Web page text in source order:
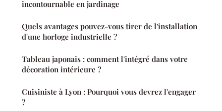
incontournable en jardinage
Quels avantages pouvez-vous tirer de l'installation
d'une horloge industrielle ?
Tableau japonais : comment l'intégré dans votre
décoration intérieure ?
Cuisiniste à Lyon : Pourquoi vous devrez l'engager
?